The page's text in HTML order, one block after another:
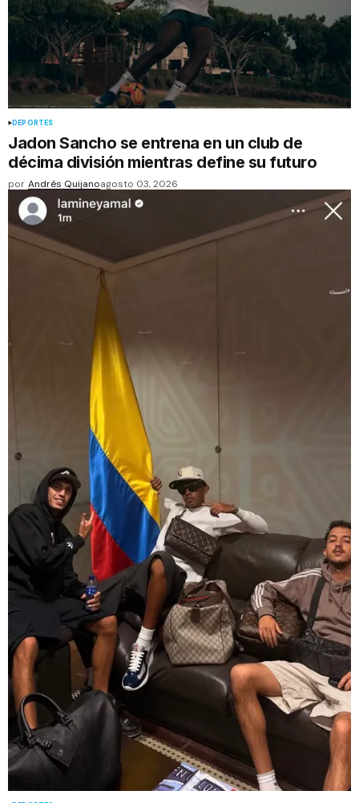
DEPORTES
Jadon Sancho se entrena en un club de
décima división mientras define su futuro
por Andrés Quijanoagosto 03, 2026